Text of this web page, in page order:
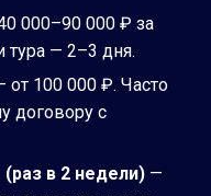
000–90 000 ₽ за
тура — 2–3 дня.
от 100 000 ₽. Часто
договору с
в 2 недели) —